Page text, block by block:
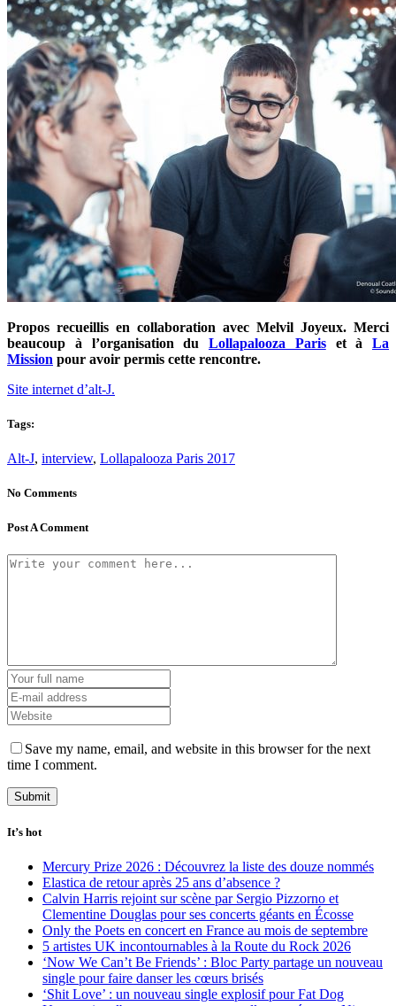
Propos recueillis en collaboration avec Melvil Joyeux. Merci
beaucoup à l’organisation du Lollapalooza Pariset à La
Mission pour avoir permis cette rencontre.
Site internet d’alt-J.
Tags:
Alt-J, interview, Lollapalooza Paris 2017
No Comments
Post A Comment
Save my name, email, and website in this browser for the next
time I comment.
It’s hot
Mercury Prize 2026 : Découvrez la liste des douze nommés
Elastica de retour après 25 ans d’absence ?
Calvin Harris rejoint sur scène par Sergio Pizzorno et
Clementine Douglas pour ses concerts géants en Écosse
Only the Poets en concert en France au mois de septembre
5 artistes UK incontournables à la Route du Rock 2026
‘Now We Can’t Be Friends’ : Bloc Party partage un nouveau
single pour faire danser les cœurs brisés
‘Shit Love’ : un nouveau single explosif pour Fat Dog